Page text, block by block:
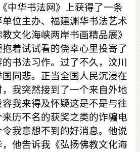
中华书法网》上获得了一条
位主办、福建渊华书法艺术
文化海峡两岸书画精品展》
着试试看的侥幸心里投寄了
书法习作。过了不久，汶川
同悲。正当全国人民沉浸在
我突然接到了一个来自外地
我来得及怀疑这是不是与往
历不名的获奖之类的诈骗电
我意想不到的好消息。他说
他告诉我《弘扬佛教文化海